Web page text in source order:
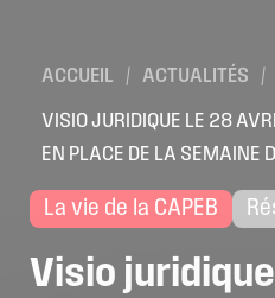
ACCUEIL / ACTUALITÉS
/
VISIO JURIDIQUE LE 28
EN PLACE DE LA SEMAINE
La vie de la CAPEB
Visio juridique